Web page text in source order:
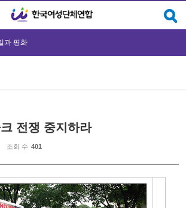
과 평화
전쟁 중지하라
조회 수 401